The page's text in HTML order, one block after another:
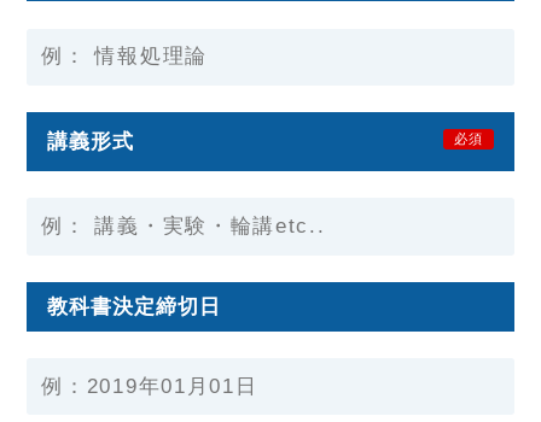
講義形式 必須
教科書決定締切日